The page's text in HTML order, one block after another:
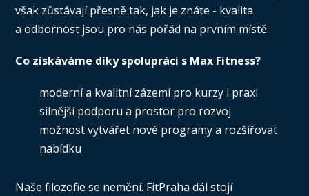
však zůstávají přesně tak, jak je znáte - kvalita
a odbornost jsou pro nás pořád na prvním místě.
Co získáváme díky spolupráci s Max Fitness?
moderní a kvalitní zázemí pro kurzy i praxi
silnější podporu a prostor pro rozvoj
možnost vytvářet nové programy a rozšiřovat
nabídku
Naše filozofie se nemění. FitPraha dál stojí